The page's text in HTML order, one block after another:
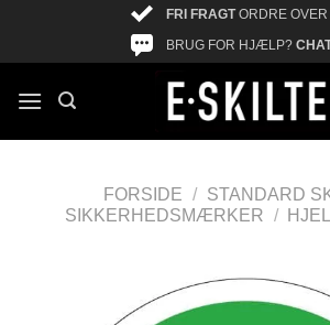
FRI FRAGTORDRE OVER
BRUG FOR HJÆLP?
FORSIDE / STANDARD
SIKKERHEDSMÆRKER /